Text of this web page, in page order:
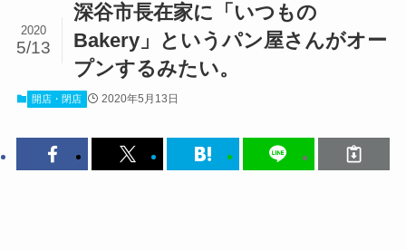
深谷市長在家に「いつもの
Bakery」というパン屋さんがオー
プンするみたい。
2020
5/13
開店・閉店 2020年5月13日